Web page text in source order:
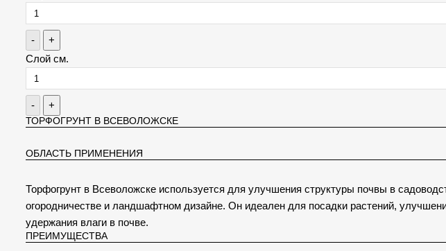
-
+
Слой см.
- +
ТОРФОГРУНТ В ВСЕВОЛОЖСКЕ
ОБЛАСТЬ ПРИМЕНЕНИЯ
Торфогрунт в Всеволожске используется для улучшения структуры почвы в
огородничестве и ландшафтном дизайне. Он идеален для посадки растений,
удержания влаги в почве.
ПРЕИМУЩЕСТВА